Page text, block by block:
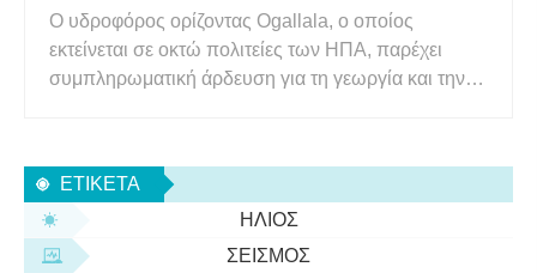
Ο υδροφόρος ορίζοντας Ogallala, ο οποίος
εκτείνεται σε οκτώ πολιτείες των ΗΠΑ, παρέχει
συμπληρωματική άρδευση για τη γεωργία και την
υδροφορέα Ogallala απειλείται λόγω των
ποσοστών απόσυρσης νερού που υπερβαίνουν κ
ΕΤΙΚΈΤΑ
ΉΛΙΟΣ
ΣΕΙΣΜΌΣ